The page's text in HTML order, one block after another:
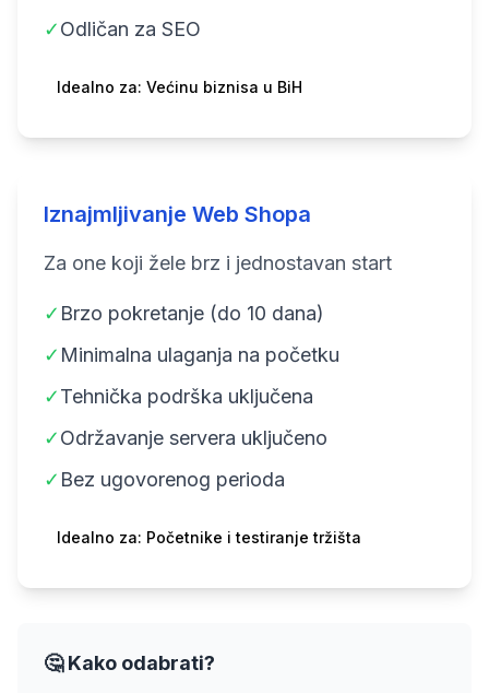
✓Odličan za SEO
Idealno za: Većinu biznisa u BiH
Iznajmljivanje Web Shopa
Za one koji žele brz i jednostavan start
✓ Brzo pokretanje (do 10 dana)
✓ Minimalna ulaganja na početku
✓Tehnička podrška uključena
✓Održavanje servera uključeno
✓ Bez ugovorenog perioda
Idealno za: Početnike i testiranje tržišta
🤔 Kako odabrati?